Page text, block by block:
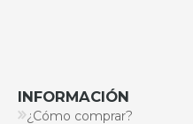
INFORMACIÓN
¿Cómo comprar?